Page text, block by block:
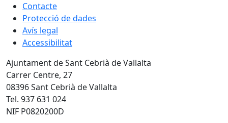
Contacte
Protecció de dades
Avís legal
Accessibilitat
Ajuntament de Sant Cebrià de Vallalta
Carrer Centre, 27
08396 Sant Cebrià de Vallalta
Tel. 937 631 024
NIF P0820200D